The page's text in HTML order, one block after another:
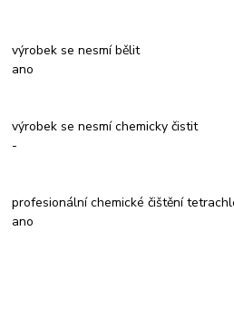
výrobek se nesmí bělit
ano
výrobek se nesmí chemicky čistit
-
profesionální chemické čištění
ano